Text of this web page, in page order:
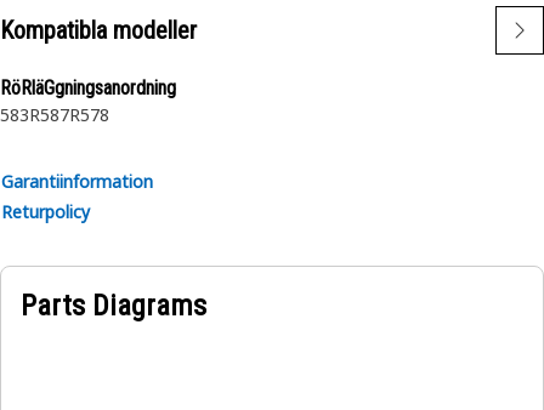
Kompatibla modeller
RöRläGgningsanordning
583R587R578
Garantiinformation
Returpolicy
Parts Diagrams